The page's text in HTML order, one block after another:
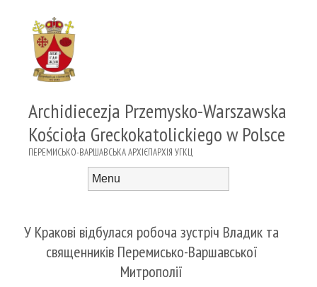
Archidiecezja Przemysko-Warszawska
Kościoła Greckokatolickiego w Polsce
ПЕРЕМИСЬКО-ВАРШАВСЬКА АРХІЄПАРХІЯ УГКЦ
У Кракові відбулася робоча зустріч Владик та
священників Перемисько-Варшавської
Митрополії